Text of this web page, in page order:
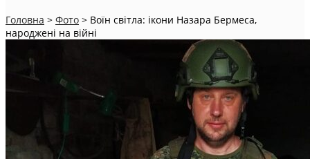
Головна > Фото > Воїн світла: ікони Назара Бермеса,
народжені на війні